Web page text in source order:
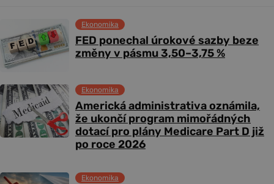
FED ponechal úrokové sazby beze
změny v pásmu 3,50–3,75 %
Ekonomika
Americká administrativa oznámila,
že ukončí program mimořádných
dotací pro plány Medicare Part D již
po roce 2026
Ekonomika
Ekonomika